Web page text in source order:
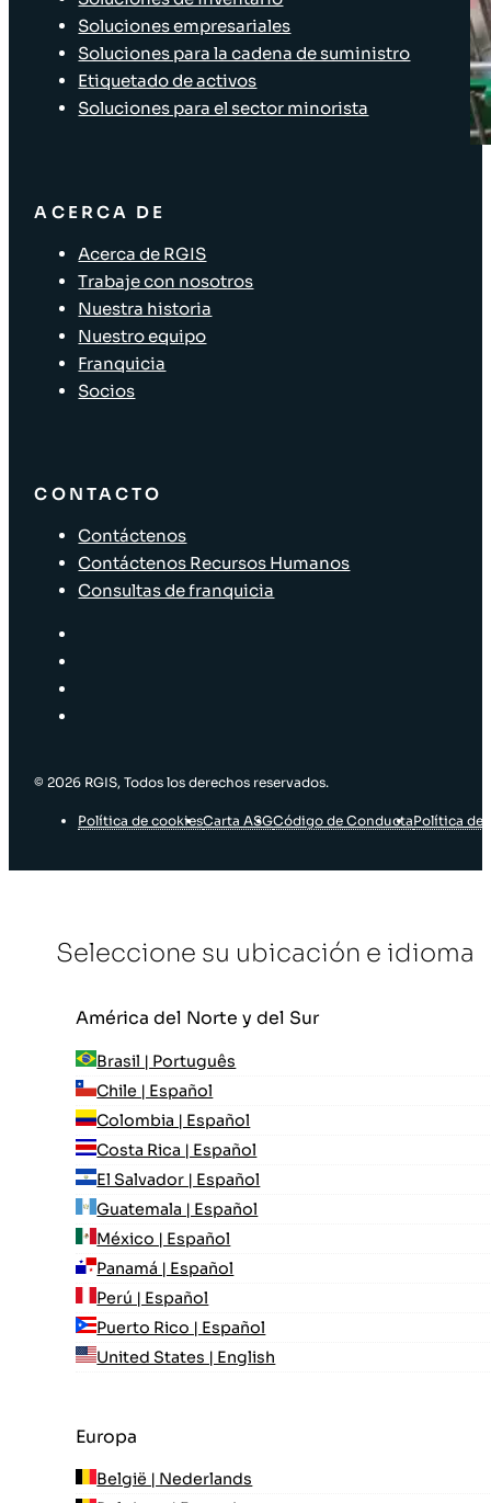
Soluciones empresariales
Soluciones para la cadena de suministro
Etiquetado de activos
Soluciones para el sector minorista
ACERCA DE
Acerca de RGIS
Trabaje con nosotros
Nuestra historia
Nuestro equipo
Franquicia
Socios
CONTACTO
Contáctenos
Contáctenos Recursos Humanos
Consultas de franquicia
© 2026 RGIS, Todos los derechos reservados.
Política de cookiesCarta ASGCódigo de ConductaPolítica de
Seleccione su ubicación e idioma
América del Norte y del Sur
Brasil | Português
Chile | Español
Colombia | Español
Costa Rica | Español
El Salvador | Español
Guatemala | Español
México | Español
Panamá | Español
Perú | Español
Puerto Rico | Español
United States | English
Europa
België | Nederlands